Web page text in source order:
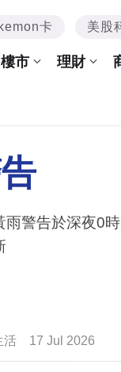
卡 美股
樓市 理財
雨警告於深夜0
活 17 Jul 2026